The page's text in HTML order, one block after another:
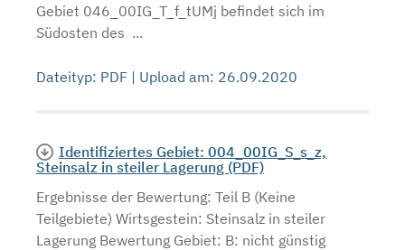
Gebiet 046_00IG_T_f_tUMj befindet sich im
Südosten des ...
Dateityp: PDF | Upload am: 26.09.2020
Identifiziertes Gebiet: 004_00IG_S_s_z,
Steinsalz in steiler Lagerung (PDF)
Ergebnisse der Bewertung: Teil B (Keine
Teilgebiete) Wirtsgestein: Steinsalz in steiler
Lagerung Bewertung Gebiet: B: nicht günstig